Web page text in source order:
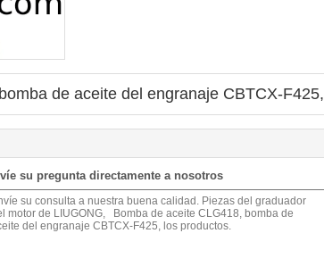
de aceite del engranaje CBTCX-F425,
su pregunta directamente a nosotros